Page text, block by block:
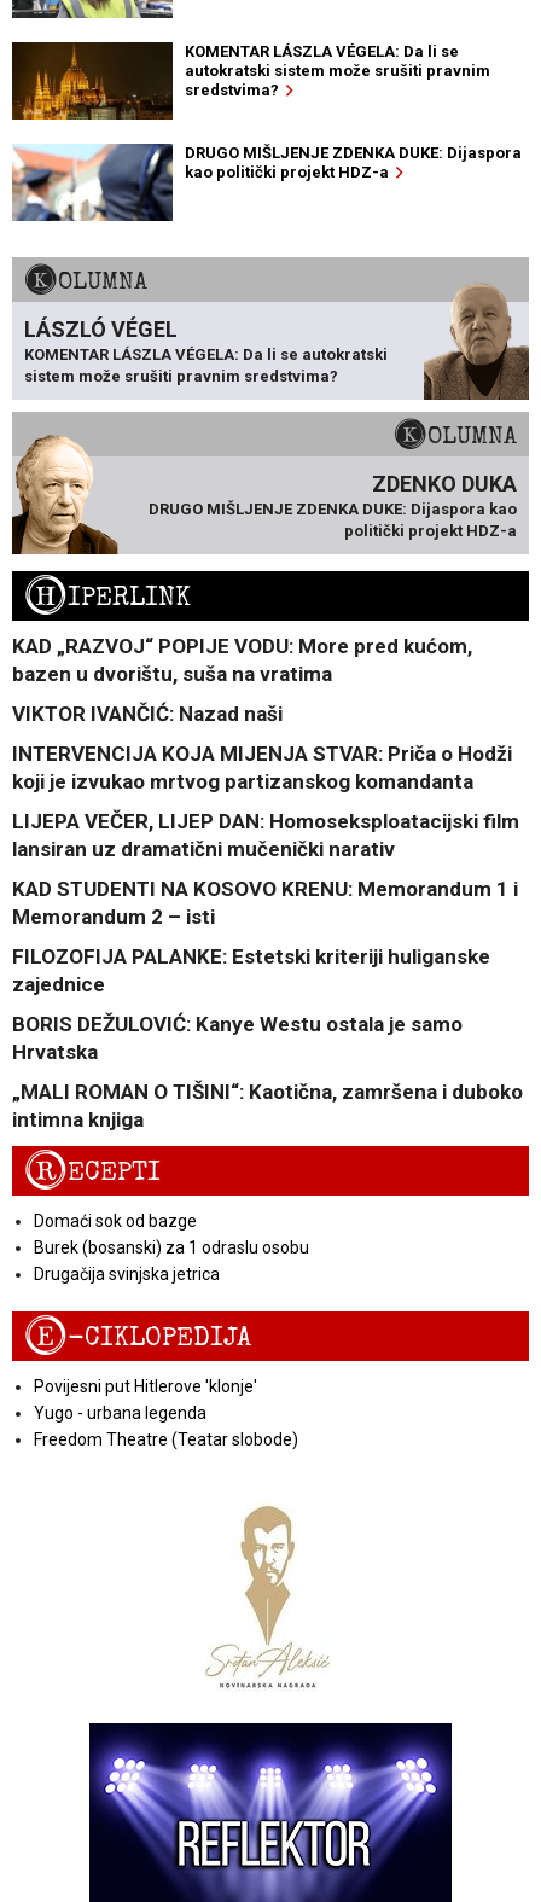
KOMENTAR LÁSZLA VÉGELA: Da li se
autokratski sistem može srušiti pravnim
sredstvima?
DRUGO MIŠLJENJE ZDENKA DUKE: Dijaspora
kao politički projekt HDZ-a
KOLUMNA
LÁSZLÓ VÉGEL
KOMENTAR LÁSZLA VÉGELA: Da li se autokratski
sistem može srušiti pravnim sredstvima?
KOLUMNA
ZDENKO DUKA
DRUGO MIŠLJENJE ZDENKA DUKE: Dijaspora kao
politički projekt HDZ-a
HIPERLINK
KAD „RAZVOJ“ POPIJE VODU: More pred kućom,
bazen u dvorištu, suša na vratima
VIKTOR IVANČIĆ: Nazad naši
INTERVENCIJA KOJA MIJENJA STVAR: Priča o Hodži
koji je izvukao mrtvog partizanskog komandanta
LIJEPA VEČER, LIJEP DAN: Homoseksploatacijski film
lansiran uz dramatični mučenički narativ
KAD STUDENTI NA KOSOVO KRENU: Memorandum 1 i
Memorandum 2 – isti
FILOZOFIJA PALANKE: Estetski kriteriji huliganske
zajednice
BORIS DEŽULOVIĆ: Kanye Westu ostala je samo
Hrvatska
„MALI ROMAN O TIŠINI“: Kaotična, zamršena i duboko
intimna knjiga
RECEPTI
Domaći sok od bazge
Burek (bosanski) za 1 odraslu osobu
Drugačija svinjska jetrica
E-CIKLOPEDIJA
Povijesni put Hitlerove 'klonje'
Yugo - urbana legenda
Freedom Theatre (Teatar slobode)